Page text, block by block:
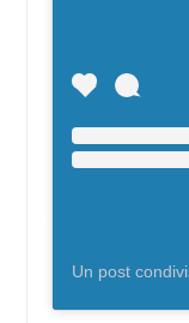
Un post condiviso